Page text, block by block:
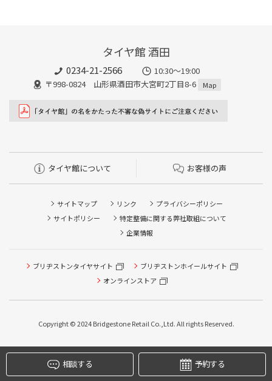
タイヤ館 酒田
0234-21-2566
10:30～19:00
〒998-0824 山形県酒田市大宮町2丁目8-6
Map
タイヤ館について お客様の声
サイトマップ リンク
プライバシーポリシー
サイトポリシー
特定整備に関する弊社取組について
企業情報
ブリヂストンタイヤサイト
ブリヂストンホイールサイト
オンラインストア
Copyright © 2024 Bridgestone Retail Co.,Ltd. All rights Reserved.
相談する 予約する
タイヤ点検・安全点検/タイヤ履き替え/オイル交換/その他
ピット作業の予約
本日のタイヤ履き替え順番待ち予約 ※クローク契約会員の